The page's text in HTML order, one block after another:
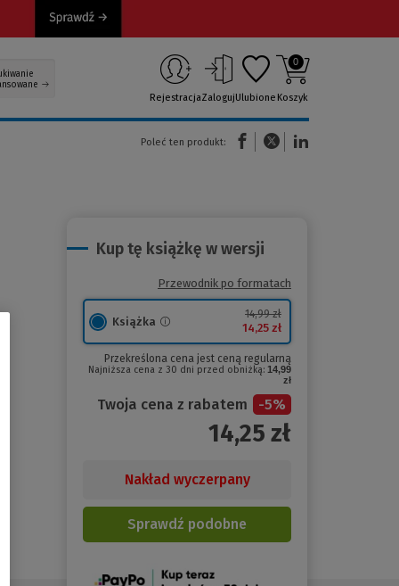
RejestracjaZalogujUlubione
0
Koszyk
Poleć ten produkt:
(Nowe okno)(Link do innej strony)
Kup tę książkę w wersji
Przewodnik po formatach
Książka
14,99 zł
14,25 zł
Przekreślona cena jest ceną regularną
Najniższa cena z 30 dni przed obniżką: 14,99
zł
Twoja cena z rabatem -5%
14,25 zł
Nakład wyczerpany
Sprawdź podobne